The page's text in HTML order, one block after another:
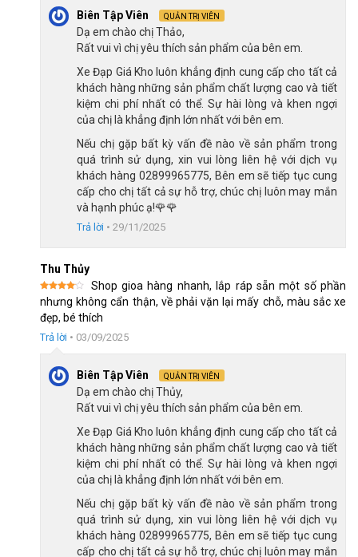
Xe Đạp Trẻ Em Royal Baby FreeStyle FS7
thông hơi thoáng giúp tạo cảm giác thoải mái hơn khi điều
Yên xe và cọc yên của Xe Đạp Trẻ Em Royal Baby FreeStyle FS7 18
Inch
Bộ che sên bảo vệ các bộ phận bên trong
Với thiết kế linh hoạt và dễ dàng lắp đặt, tấm che sên giúp bảo
vệ che chắn và giảm áp lực, hạn chế được nguy cơ chấn
thương khi bé tham gia các hoạt động xe đạp.
Phanh xe đảm bảo an toàn cho bé
Với phần thắng gôm nhạy dễ lắp đặt và bảo dưỡng, đảm bảo sự
xe đạp trẻ em
được thiết kế tinh gọn, dễ dàng bảo trì hơn
cho xe.
Phanh xe của Xe Đạp Trẻ Em Royal Baby FreeStyle FS7 18 Inch
Bánh xe chịu lực tốt, ổn định
Bánh xe trước và sau được thiết kế với lốp xe có độ dày vừa
phải giúp tăng tiết diện tiếp xúc, bánh xe còn được làm từ chất
liệu cao su cao cấp, gia tăng thêm độ bám đường cho xe.
Biên Tập Viên QUẢN TRỊ VIÊN
Dạ em chào chị Thảo,
Rất vui vì chị yêu thích sản phẩm của bên em.
Xe Đạp Giá Kho luôn khẳng định cung cấp cho tất cả
khách hàng những sản phẩm chất lượng cao và tiết
kiệm chi phí nhất có thể. Sự hài lòng và khen ngợi
của chị là khẳng định lớn nhất với bên em.
Nếu chị gặp bất kỳ vấn đề nào về sản phẩm trong
quá trình sử dụng, xin vui lòng liên hệ với dịch vụ
khách hàng 02899965775, Bên em sẽ tiếp tục cung
cấp cho chị tất cả sự hỗ trợ, chúc chị luôn may mắn
và hạnh phúc ạ!🌹🌹
Trả lời • 29/11/2025
Thu Thủy
Được
xếp
hạng
4
5 sao
Shop gioa hàng nhanh, lắp ráp sẵn một số phần
nhưng không cẩn thận, về phải vặn lại mấy chỗ, màu sắc xe
đẹp, bé thích
Trả lời • 03/09/2025
Biên Tập Viên QUẢN TRỊ VIÊN
Dạ em chào chị Thủy,
Rất vui vì chị yêu thích sản phẩm của bên em.
Xe Đạp Giá Kho luôn khẳng định cung cấp cho tất cả
khách hàng những sản phẩm chất lượng cao và tiết
kiệm chi phí nhất có thể. Sự hài lòng và khen ngợi
của chị là khẳng định lớn nhất với bên em.
Nếu chị gặp bất kỳ vấn đề nào về sản phẩm trong
quá trình sử dụng, xin vui lòng liên hệ với dịch vụ
khách hàng 02899965775, Bên em sẽ tiếp tục cung
cấp cho chị tất cả sự hỗ trợ, chúc chị luôn may mắn